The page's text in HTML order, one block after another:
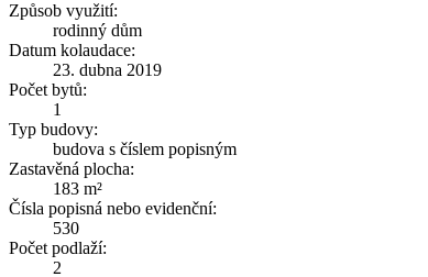
Způsob využití:
rodinný dům
Datum kolaudace:
23. dubna 2019
Počet bytů:
1
Typ budovy:
budova s číslem popisným
Zastavěná plocha:
183 m²
Čísla popisná nebo evidenční:
530
Počet podlaží:
2